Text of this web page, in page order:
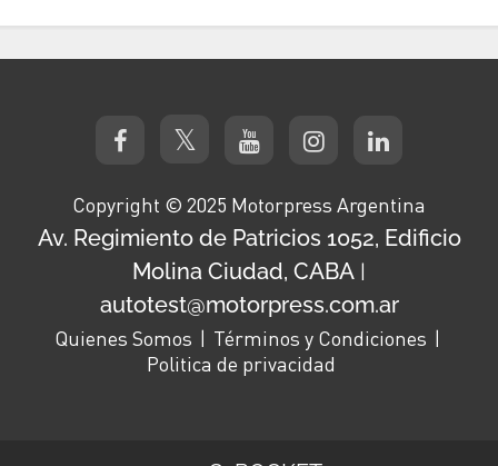
Copyright © 2025 Motorpress Argentina
Av. Regimiento de Patricios 1052, Edificio
Molina Ciudad, CABA |
autotest@motorpress.com.ar
Quienes Somos
Términos y Condiciones
Politica de privacidad